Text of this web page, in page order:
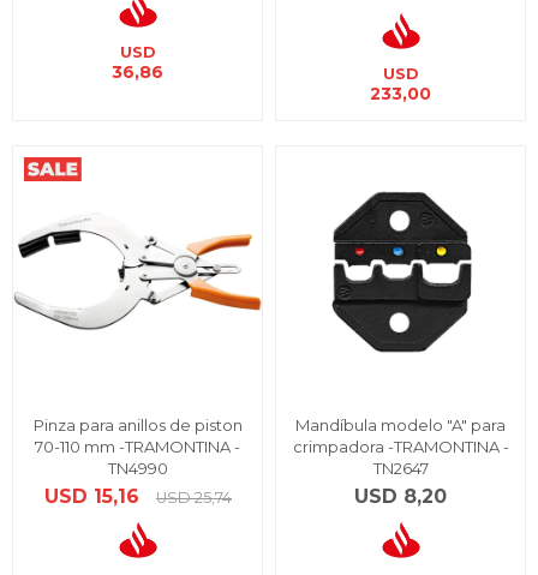
USD
36,86 USD
233,00
Pinza para anillos de piston
70-110 mm -TRAMONTINA -
TN4990
USD 15,16 USD 25,74
Mandíbula modelo "A" para
crimpadora -TRAMONTINA -
TN2647
USD 8,20